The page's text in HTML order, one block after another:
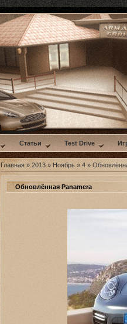
Статьи Test Drive
Главная » 2013 » Ноябрь » 4 »
Обновлённая Panamera